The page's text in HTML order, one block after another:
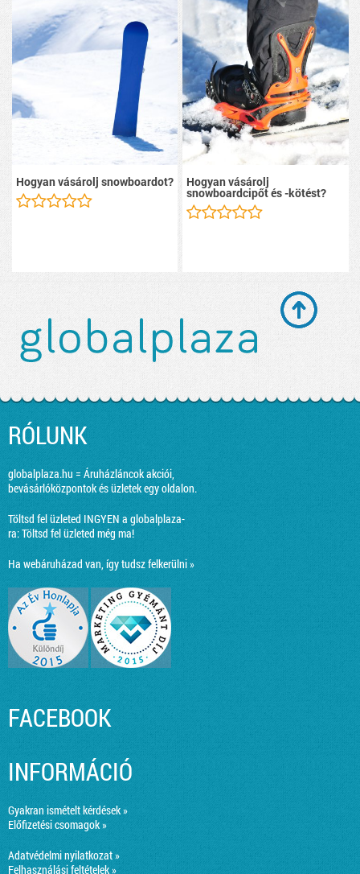
Hogyan vásárolj snowboardot? Hogyan vásárolj
snowboardcipőt és -kötést?
RÓLUNK
globalplaza.hu = Áruházláncok akciói,
bevásárlóközpontok és üzletek egy oldalon.
Töltsd fel üzleted INGYEN a globalplaza-
ra:Töltsd fel üzleted még ma!
Ha webáruházad van, így tudsz felkerülni »
FACEBOOK
INFORMÁCIÓ
Gyakran ismételt kérdések »
Előfizetési csomagok »
Adatvédelmi nyilatkozat »
Felhasználási feltételek »